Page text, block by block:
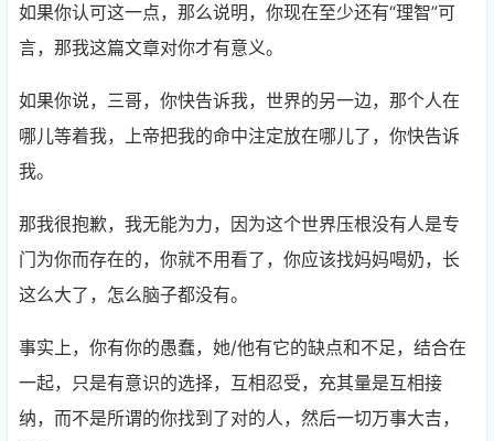
如果你认可这一点，那么说明，你现在至少还有“理智”可
言，那我这篇文章对你才有意义。
如果你说，三哥，你快告诉我，世界的另一边，那个人在
哪儿等着我，上帝把我的命中注定放在哪儿了，你快告诉
我。
那我很抱歉，我无能为力，因为这个世界压根没有人是专
门为你而存在的，你就不用看了，你应该找妈妈喝奶，长
这么大了，怎么脑子都没有。
事实上，你有你的愚蠢，她/他有它的缺点和不足，结合在
一起，只是有意识的选择，互相忍受，充其量是互相接
纳，而不是所谓的你找到了对的人，然后一切万事大吉，